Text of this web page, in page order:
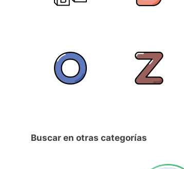
Buscar en otras categorías